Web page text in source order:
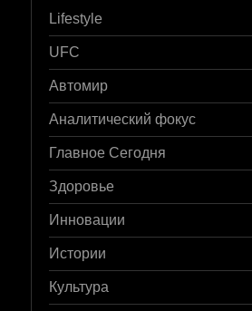
Lifestyle
UFC
Автомир
Аналитический фокус
Главное Сегодня
Здоровье
Инновации
Истории
Культура